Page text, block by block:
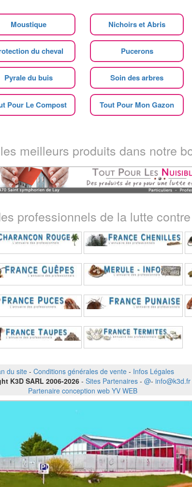
Moustique Nichoirs et Abris
du cheval Pucerons
Pyrale du buis Soin des arbres
Pour Le Compost Tout Pour Mon Gazon
meilleurs produits dans notre
professionnels de la lutte
du site- Conditions générales de vente - Infos Légales
K3D SARL 2006-2026 - Sites Partenaires- @- info@k3d.fr
Partenaire conception web YV WEB